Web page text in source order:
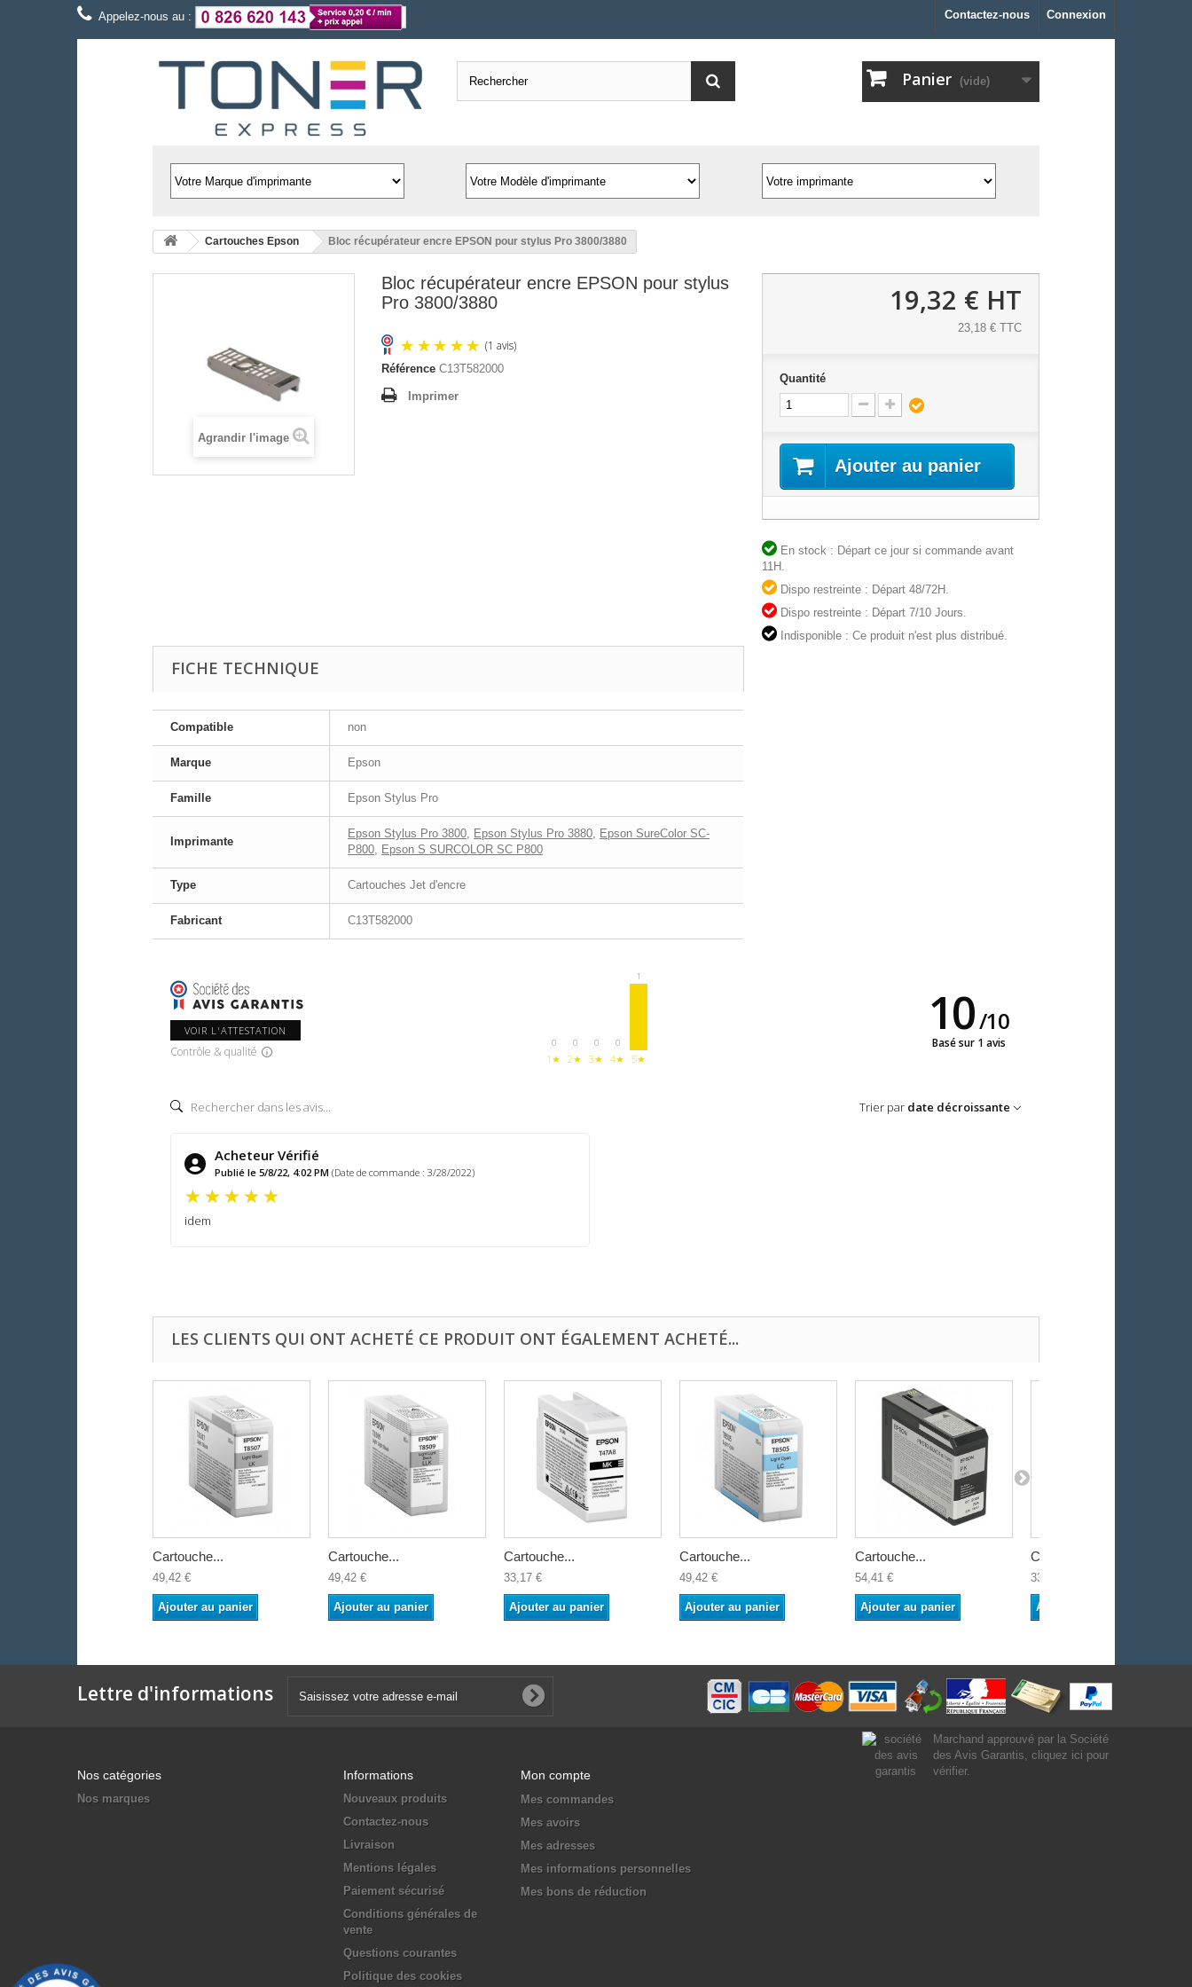
Connexion
Contactez-nous
Appelez-nous au :
Panier (vide)
Cartouches Epson Bloc récupérateur encre EPSON pour stylus Pro 3800/3880
Agrandir l'image
Bloc récupérateur encre EPSON pour stylus
Pro 3800/3880
Référence C13T582000
Imprimer
19,32 € HT
23,18 € TTC
Quantité
Ajouter au panier
En stock : Départ ce jour si commande avant
11H.
Dispo restreinte : Départ 48/72H.
Dispo restreinte : Départ 7/10 Jours.
Indisponible : Ce produit n'est plus distribué.
FICHE TECHNIQUE
Compatible non
Marque Epson
Famille Epson Stylus Pro
Imprimante
Epson Stylus Pro 3800, Epson Stylus Pro 3880, Epson SureColor SC-
P800, Epson S SURCOLOR SC P800
Type Cartouches Jet d'encre
Fabricant C13T582000
VOIR L'ATTESTATION
Contrôle & qualité
0
1★
0
2★
0
3★
0
4★
1
5★
10/10
Basé sur 1 avis
Trier par date décroissante
Acheteur Vérifié
Publié le 5/8/22, 4:02 PM (Date de commande : 3/28/2022)
idem
LES CLIENTS QUI ONT ACHETÉ CE PRODUIT ONT ÉGALEMENT ACHETÉ...
Cartouche...
49,42 €
Ajouter au panier
Cartouche...
49,42 €
Ajouter au panier
Cartouche...
33,17 €
Ajouter au panier
Cartouche...
49,42 €
Ajouter au panier
Cartouche...
54,41 €
Ajouter au panier
Cartouche...
33,17 €
Ajouter au panier
Lettre d'informations
Nos catégories
Nos marques
Informations
Nouveaux produits
Contactez-nous
Livraison
Mentions légales
Paiement sécurisé
Conditions générales de
vente
Questions courantes
Politique des cookies
Mon compte
Mes commandes
Mes avoirs
Mes adresses
Mes informations personnelles
Mes bons de réduction
Marchand approuvé par la Société
des Avis Garantis, cliquez ici pour
vérifier.